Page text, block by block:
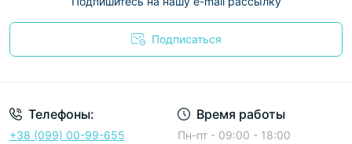
Подписаться
Телефоны:
+38 (099) 00-99-655
Время работы
Пн-пт - 09:00 - 18:00